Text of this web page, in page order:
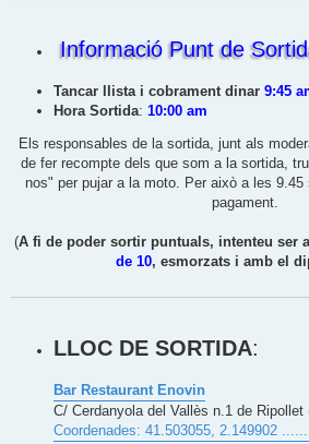
Informació Punt de
Tancar llista i cobrament dinar 9:45
Hora Sortida: 10:00 am
Els responsables de la sortida, junt als
de fer recompte dels que som a la sortida,
nos" per pujar a la moto. Per això a les 9.45
pagament.
(A fi de poder sortir puntuals, intenteu ser
de 10, esmorzats i amb el
LLOC DE SORTIDA:
Bar Restaurant Enovin
C/ Cerdanyola del Vallès n.1 de Ripollet
Coordenades: 41.503055, 2.149902